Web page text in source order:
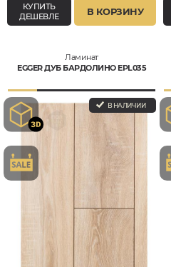
КУПИТЬ
ДЕШЕВЛЕ
В КОРЗИНУ
Ламинат
EGGER ДУБ БАРДОЛИНО EPL035
В НАЛИЧИИ